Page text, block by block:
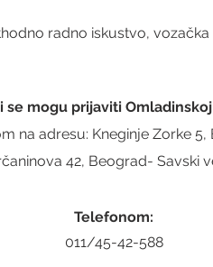
radno iskustvo,
mogu prijaviti
na adresu: Kneginje Zorke
42, Beograd- Savski
Telefonom:
011/45-42-588